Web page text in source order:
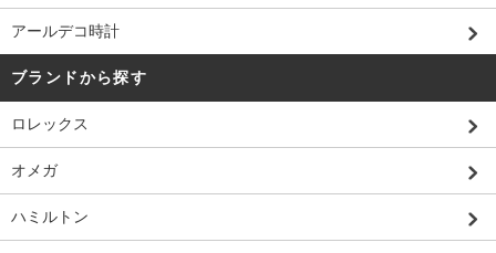
アールデコ時計
ブランドから探す
ロレックス
オメガ
ハミルトン